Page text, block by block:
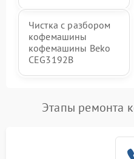
Чистка с разбором
кофемашины
кофемашины Beko
CEG3192B
Этапы ремонта